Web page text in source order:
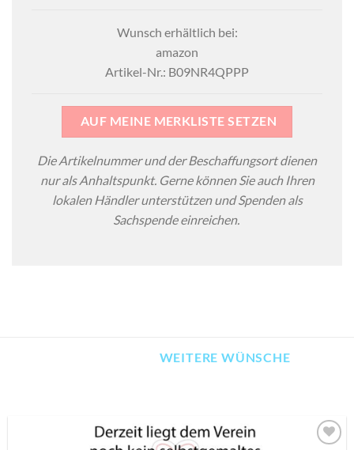
Wunsch erhältlich bei:
amazon
Artikel-Nr.: ‎B09NR4QPPP
AUF MEINE MERKLISTE SETZEN
Die Artikelnummer und der Beschaffungsort dienen
nur als Anhaltspunkt. Gerne können Sie auch Ihren
lokalen Händler unterstützen und Spenden als
Sachspende einreichen.
WEITERE WÜNSCHE